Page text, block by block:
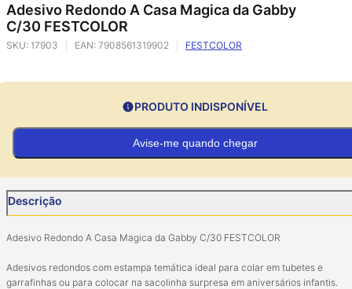
Adesivo Redondo A Casa Magica da Gabby
C/30 FESTCOLOR
SKU: 17903 EAN: 7908561319902 FESTCOLOR
PRODUTO INDISPONÍVEL
Avise-me quando chegar
Descrição
Adesivo Redondo A Casa Magica da Gabby C/30 FESTCOLOR
Adesivos redondos com estampa temática ideal para colar em tubetes e
garrafinhas ou para colocar na sacolinha surpresa em aniversários infantis.